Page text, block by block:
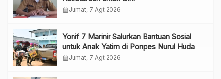
calendar_monthJumat, 7 Agt 2026
Yonif 7 Marinir Salurkan Bantuan Sosial
untuk Anak Yatim di Ponpes Nurul Huda
calendar_monthJumat, 7 Agt 2026